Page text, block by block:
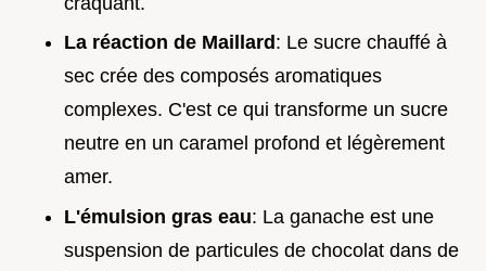
La réaction de Maillard : Le sucre chauffé à
sec crée des composés aromatiques
complexes. C'est ce qui transforme un sucre
neutre en un caramel profond et légèrement
amer.
L'émulsion gras eau: La ganache est une
suspension de particules de chocolat dans de